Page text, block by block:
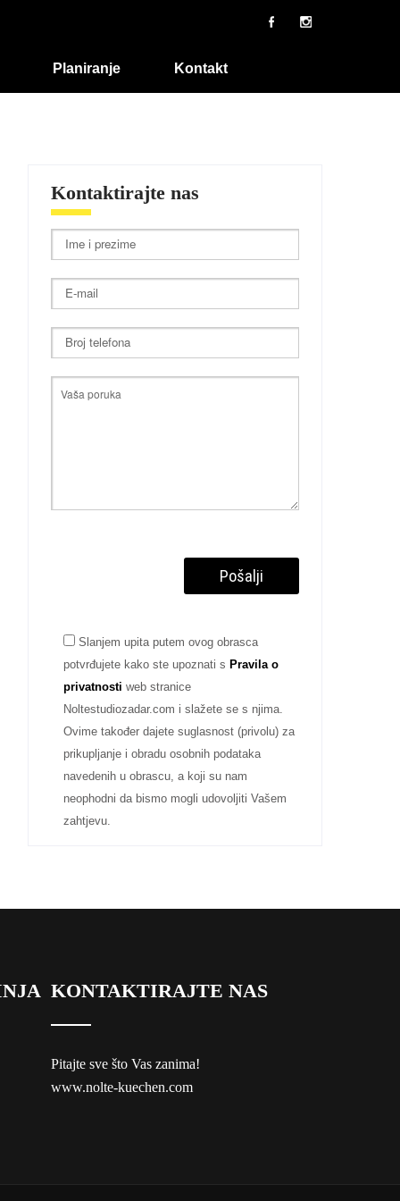
Planiranje Kontakt
Kontaktirajte nas
Slanjem upita putem ovog obrasca
potvrđujete kako ste upoznati s Pravila o
privatnosti web stranice
Noltestudiozadar.com i slažete se s njima.
Ovime također dajete suglasnost (privolu) za
prikupljanje i obradu osobnih podataka
navedenih u obrascu, a koji su nam
neophodni da bismo mogli udovoljiti Vašem
zahtjevu.
KONTAKTIRAJTE NAS
Pitajte sve što Vas zanima!
www.nolte-kuechen.com